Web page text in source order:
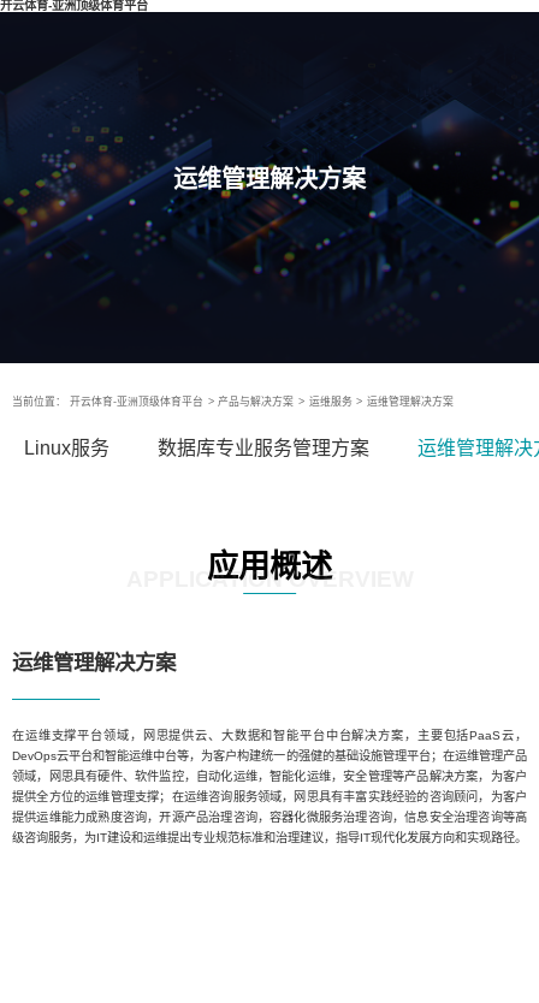
开云体育-亚洲顶级体育平台
运维管理解决方案
当前位置： 开云体育-亚洲顶级体育平台 > 产品与解决方案 > 运维服务 > 运维管理解决方案
Linux服务 数据库专业服务管理方案 运维管理解决
应用概述
APPLICATION OVERVIEW
运维管理解决方案
在运维支撑平台领域，网思提供云、大数据和智能平台中台解决方案，主要包括PaaS云，
DevOps云平台和智能运维中台等，为客户构建统一的强健的基础设施管理平台；在运维管理产品
领域，网思具有硬件、软件监控，自动化运维，智能化运维，安全管理等产品解决方案，为客户
提供全方位的运维管理支撑；在运维咨询服务领域，网思具有丰富实践经验的咨询顾问，为客户
提供运维能力成熟度咨询，开源产品治理咨询，容器化微服务治理咨询，信息安全治理咨询等高
级咨询服务，为IT建设和运维提出专业规范标准和治理建议，指导IT现代化发展方向和实现路径。